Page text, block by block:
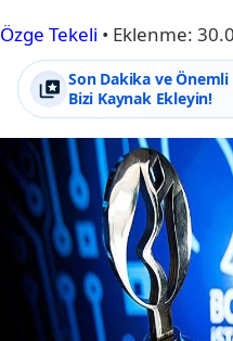
Özge Tekeli • Eklenme:
Son Dakika ve
Bizi Kaynak Ekleyin!